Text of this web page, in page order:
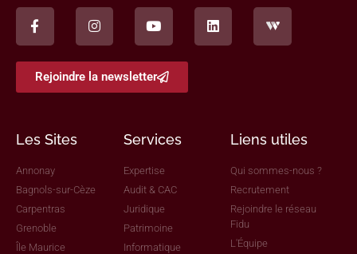
Rejoindre la newsletter
Les Sites
Annonay
Bagnols-sur-Cèze
Carpentras
Grenoble
Île Maurice
Services
Expertise
Audit & CAC
Juridique
Patrimoine
Informatique
Liens utiles
Qui sommes-nous ?
Recrutement
Rejoindre le réseau
Fidu
L'Équipe